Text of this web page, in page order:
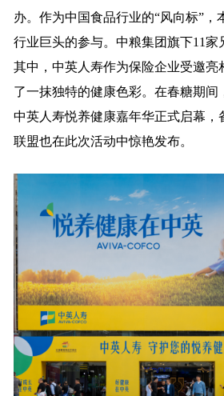
办。作为中国食品行业的“风向标”，
行业巨头的参与。中粮集团旗下11家
其中，中英人寿作为保险企业受邀亮
了一抹独特的健康色彩。在春糖期间
中英人寿悦养健康嘉年华正式启幕，
联盟也在此次活动中惊艳发布。